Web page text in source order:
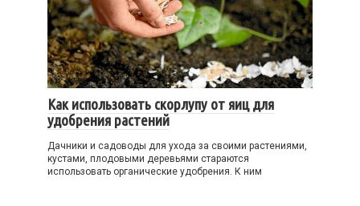
Как использовать скорлупу от яиц для
удобрения растений
Дачники и садоводы для ухода за своими растениями,
кустами, плодовыми деревьями стараются
использовать органические удобрения. К ним